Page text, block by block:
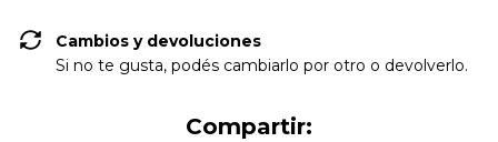
Cambios y devoluciones
Si no te gusta, podés cambiarlo por otro o devolverlo.
Compartir: